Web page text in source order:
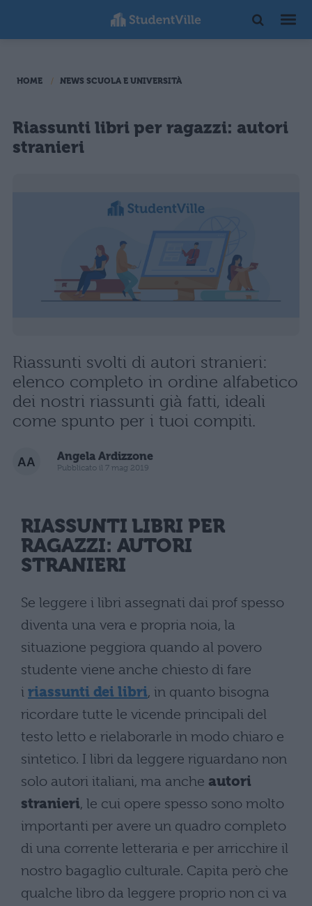
HOME NEWS SCUOLA E UNIVERSITÀ
Riassunti libri per ragazzi: autori
stranieri
Riassunti svolti di autori stranieri:
elenco completo in ordine alfabetico
dei nostri riassunti già fatti, ideali
come spunto per i tuoi compiti.
Angela Ardizzone
Pubblicato il 7 mag 2019
RIASSUNTI LIBRI PER
RAGAZZI: AUTORI
STRANIERI
Se leggere i libri assegnati dai prof spesso
diventa una vera e propria noia, la
situazione peggiora quando al povero
studente viene anche chiesto di fare
i riassunti dei libri, in quanto bisogna
ricordare tutte le vicende principali del
testo letto e rielaborarle in modo chiaro e
sintetico. I libri da leggere riguardano non
solo autori italiani, ma anche autori
stranieri, le cui opere spesso sono molto
importanti per avere un quadro completo
di una corrente letteraria e per arricchire il
nostro bagaglio culturale. Capita però che
qualche libro da leggere proprio non ci va